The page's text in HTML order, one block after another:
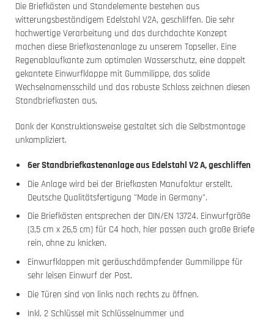
Die Briefkästen und Standelemente bestehen aus
witterungsbeständigem Edelstahl V2A, geschliffen. Die sehr
hochwertige Verarbeitung und das durchdachte Konzept
machen diese Briefkastenanlage zu unserem Topseller. Eine
Regenablaufkante zum optimalen Wasserschutz, eine doppelt
gekantete Einwurfklappe mit Gummilippe, das solide
Wechselnamensschild und das robuste Schloss zeichnen diesen
Standbriefkasten aus.
Dank der Konstruktionsweise gestaltet sich die Selbstmontage
unkompliziert.
6er Standbriefkastenanlage aus Edelstahl V2 A, geschliffen
Die Anlage wird bei der Briefkasten Manufaktur erstellt.
Deutsche Qualitätsfertigung "Made in Germany".
Die Briefkästen entsprechen der DIN/EN 13724. Einwurfgröße
(3,5 cm x 26,5 cm) für C4 hoch, hier passen auch große Briefe
rein, ohne zu knicken.
Einwurfklappen mit geräuschdämpfender Gummilippe für
sehr leisen Einwurf der Post.
Die Türen sind von links nach rechts zu öffnen.
Inkl. 2 Schlüssel mit Schlüsselnummer und